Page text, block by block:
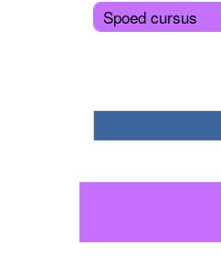
Spoed cursus